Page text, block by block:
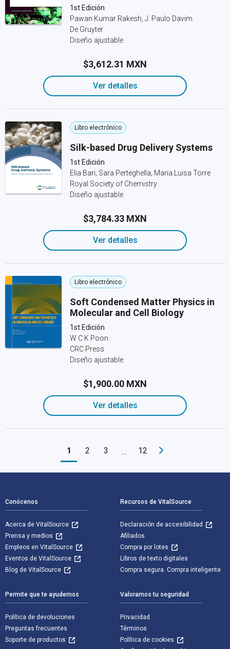
1st Edición
Pawan Kumar Rakesh, J. Paulo Davim
De Gruyter
Diseño ajustable
$3,612.31 MXN
Ver detalles
Libro electrónico
Silk-based Drug Delivery Systems
1st Edición
Elia Bari; Sara Perteghella; Maria Luisa Torre
Royal Society of Chemistry
Diseño ajustable
$3,784.33 MXN
Ver detalles
Libro electrónico
Soft Condensed Matter Physics in
Molecular and Cell Biology
1st Edición
W C K Poon
CRC Press
Diseño ajustable
$1,900.00 MXN
Ver detalles
1 2 3 … 12
Conócenos
Acerca de VitalSource
Prensa y medios
Empleos en VitalSource
Eventos de VitalSource
Blog de VitalSource
Recursos de VitalSource
Declaración de accesibilidad
Afiliados
Compra por lotes
Libros de texto digitales
Compra segura. Compra inteligente
Permite que te ayudemos
Política de devoluciones
Preguntas frecuentes
Soporte de productos
Valoramos tu seguridad
Privacidad
Términos
Política de cookies